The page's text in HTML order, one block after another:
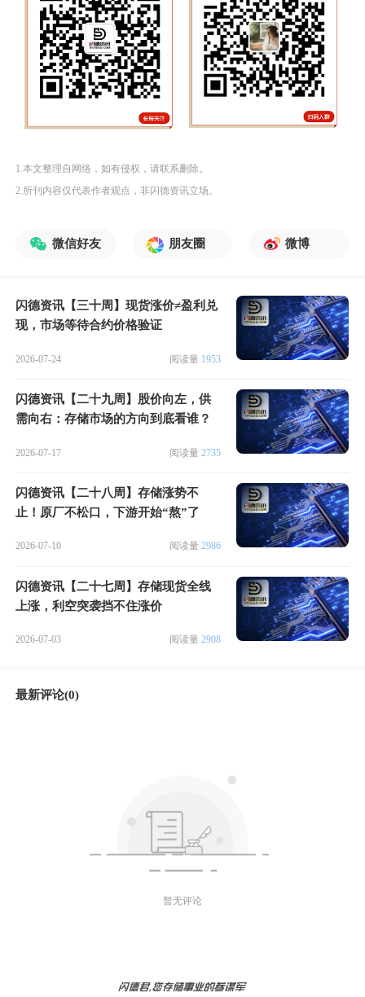
1.本文整理自网络，如有侵权，请联系删除。
2.所刊内容仅代表作者观点，非闪德资讯立场。
微信好友 朋友圈 微博
闪德资讯【三十周】现货涨价≠盈利兑
现，市场等待合约价格验证
2026-07-24 阅读量 1953
闪德资讯【二十九周】股价向左，供
需向右：存储市场的方向到底看谁？
2026-07-17 阅读量 2735
闪德资讯【二十八周】存储涨势不
止！原厂不松口，下游开始“熬”了
2026-07-10 阅读量 2986
闪德资讯【二十七周】存储现货全线
上涨，利空突袭挡不住涨价
2026-07-03 阅读量 2908
最新评论(0)
暂无评论